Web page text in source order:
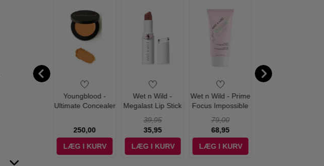
Youngblood -
Ultimate Concealer
250,00
LÆG I KURV
Wet n Wild -
Megalast Lip Stick
39,95
35,95
LÆG I KURV
Wet n Wild - Prime
Focus Impossible
79,00
68,95
LÆG I KURV